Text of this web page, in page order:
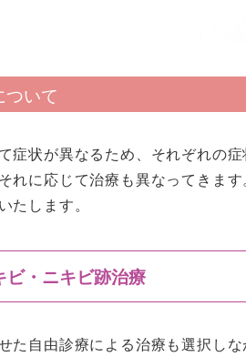
ついて
状が異なるため、それぞれの
に応じて治療も異なってきま
します。
・ニキビ跡治療
自由診療による治療も選択し